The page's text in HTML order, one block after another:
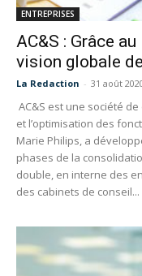
ENTREPRISES
AC&S : Grâce
vision globale
La Redaction - 31 août
AC&S est une société
et l’optimisation des
Marie Philips, a
phases de la
double, en interne des
des cabinets de conseil...